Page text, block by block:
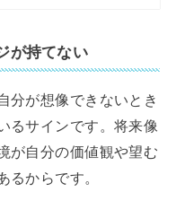
が持てない
分が想像できないとき
るサインです。将来像
が自分の価値観や望む
るからです。